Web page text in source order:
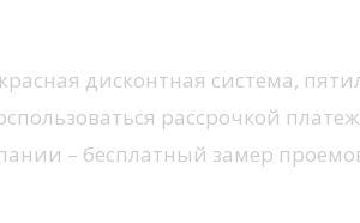
дисконтная система,
рассрочкой
– бесплатный замер